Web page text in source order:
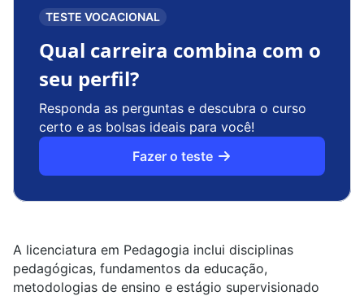
TESTE VOCACIONAL
Qual carreira combina com o
seu perfil?
Responda as perguntas e descubra o curso
certo e as bolsas ideais para você!
Fazer o teste
A licenciatura em Pedagogia inclui disciplinas
pedagógicas, fundamentos da educação,
metodologias de ensino e estágio supervisionado